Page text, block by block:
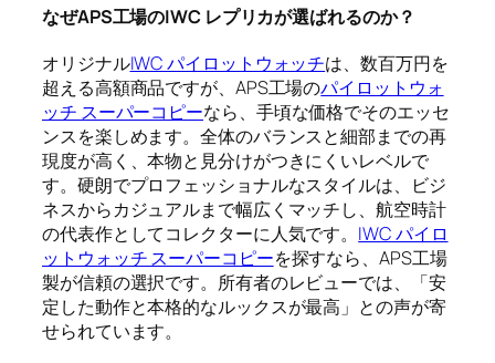
なぜAPS工場のIWC レプリカが選ばれるのか？
オリジナルIWC パイロットウォッチは、数百万円を
超える高額商品ですが、APS工場のパイロットウォ
ッチ スーパーコピーなら、手頃な価格でそのエッセ
ンスを楽しめます。全体のバランスと細部までの再
現度が高く、本物と見分けがつきにくいレベルで
す。硬朗でプロフェッショナルなスタイルは、ビジ
ネスからカジュアルまで幅広くマッチし、航空時計
の代表作としてコレクターに人気です。 IWC パイロ
ットウォッチ スーパーコピーを探すなら、APS工場
製が信頼の選択です。所有者のレビューでは、「安
定した動作と本格的なルックスが最高」との声が寄
せられています。